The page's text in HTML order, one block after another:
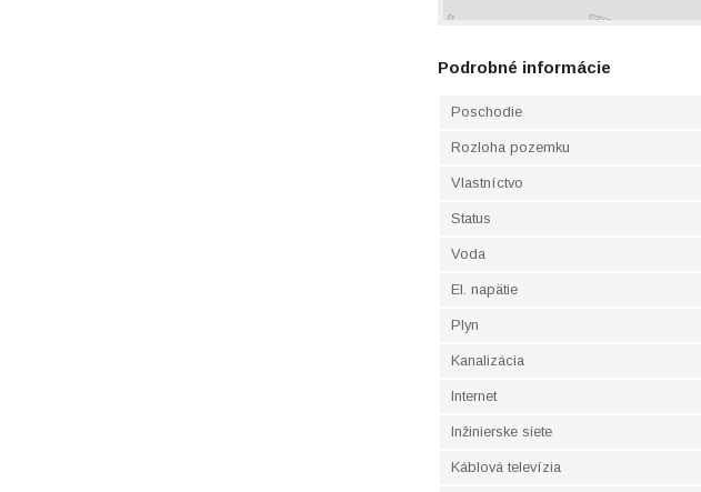
Podrobné informácie
Poschodie
Rozloha pozemku
Vlastníctvo
Status
Voda
El. napätie
Plyn
Kanalizácia
Internet
Inžinierske siete
Káblová televízia